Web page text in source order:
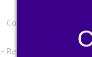
- Conteúdos em sites
- Recomendações de